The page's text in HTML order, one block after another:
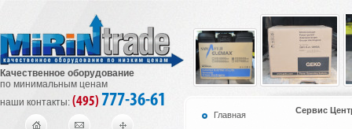
Качественное оборудование
по минимальным ценам
наши контакты: (495) 777-36-61
Главная Сервис